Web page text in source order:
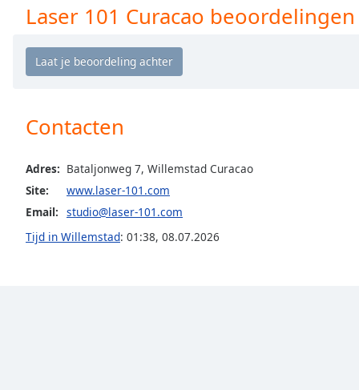
Chapters
descriptions
selected
Subtitles
settings,
Laser 101 Curacao beoordelingen
Contacten
Adres: Bataljonweg 7, Willemstad Curacao
Site:
www.laser-101.com
Email: studio@laser-101.com
Tijd in Willemstad: 01:38, 08.07.2026